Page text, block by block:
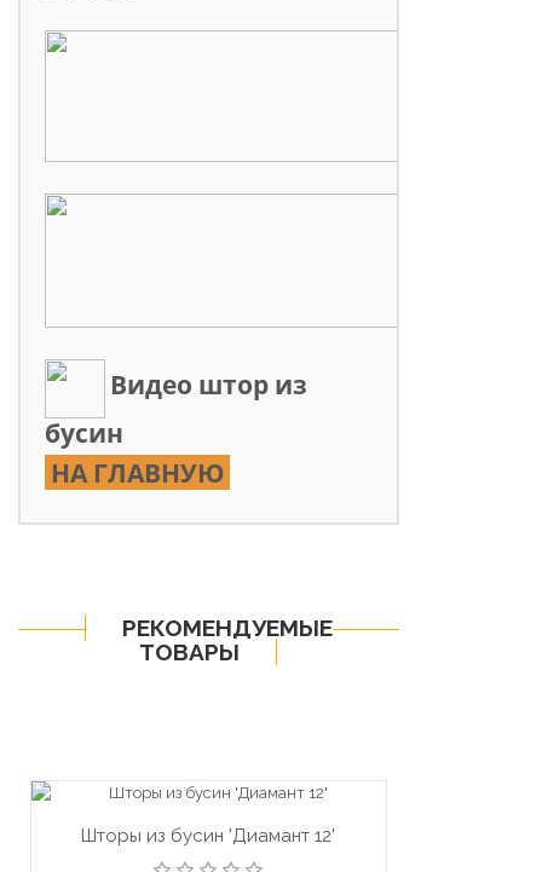
Видео штор из
бусин
НА ГЛАВНУЮ
РЕКОМЕНДУЕМЫЕ
ТОВАРЫ
Шторы из бусин 'Диамант 12'